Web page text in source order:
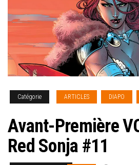
Catégorie ARTICLES DIAPO
Avant-Première
Red Sonja #11